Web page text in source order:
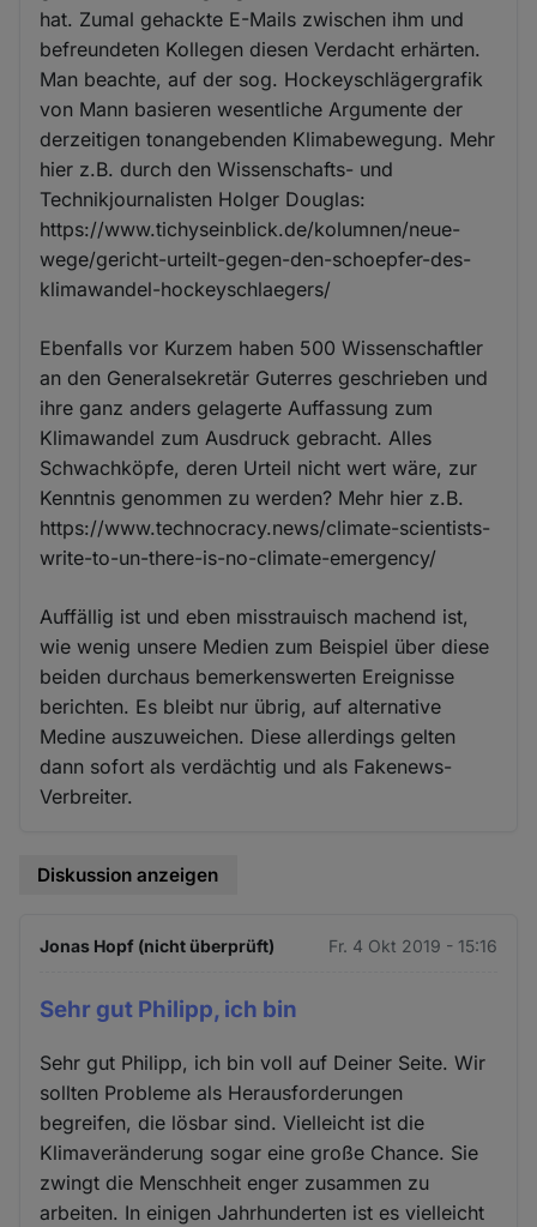
hat. Zumal gehackte E-Mails zwischen ihm und
befreundeten Kollegen diesen Verdacht erhärten.
Man beachte, auf der sog. Hockeyschlägergrafik
von Mann basieren wesentliche Argumente der
derzeitigen tonangebenden Klimabewegung. Mehr
hier z.B. durch den Wissenschafts- und
Technikjournalisten Holger Douglas:
https://www.tichyseinblick.de/kolumnen/neue-
wege/gericht-urteilt-gegen-den-schoepfer-des-
klimawandel-hockeyschlaegers/
Ebenfalls vor Kurzem haben 500 Wissenschaftler
an den Generalsekretär Guterres geschrieben und
ihre ganz anders gelagerte Auffassung zum
Klimawandel zum Ausdruck gebracht. Alles
Schwachköpfe, deren Urteil nicht wert wäre, zur
Kenntnis genommen zu werden? Mehr hier z.B.
https://www.technocracy.news/climate-scientists-
write-to-un-there-is-no-climate-emergency/
Auffällig ist und eben misstrauisch machend ist,
wie wenig unsere Medien zum Beispiel über diese
beiden durchaus bemerkenswerten Ereignisse
berichten. Es bleibt nur übrig, auf alternative
Medine auszuweichen. Diese allerdings gelten
dann sofort als verdächtig und als Fakenews-
Verbreiter.
Diskussion anzeigen
Jonas Hopf (nicht überprüft) Fr. 4 Okt 2019 - 15:16
Sehr gut Philipp, ich bin
Sehr gut Philipp, ich bin voll auf Deiner Seite. Wir
sollten Probleme als Herausforderungen
begreifen, die lösbar sind. Vielleicht ist die
Klimaveränderung sogar eine große Chance. Sie
zwingt die Menschheit enger zusammen zu
arbeiten. In einigen Jahrhunderten ist es vielleicht